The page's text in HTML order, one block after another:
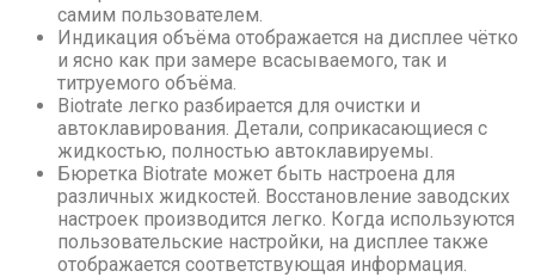
самим пользователем.
Индикация объёма отображается на дисплее чётко
и ясно как при замере всасываемого, так и
титруемого объёма.
Biotrate легко разбирается для очистки и
автоклавирования. Детали, соприкасающиеся с
жидкостью, полностью автоклавируемы.
Бюретка Biotrate может быть настроена для
различных жидкостей. Восстановление заводских
настроек производится легко. Когда используются
пользовательские настройки, на дисплее также
отображается соответствующая информация.